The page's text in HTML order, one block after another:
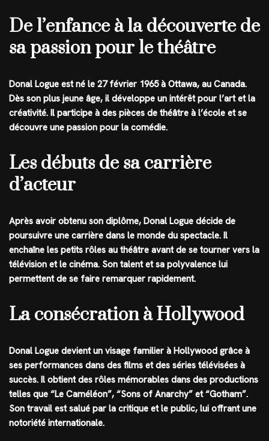
De l’enfance à la découverte de
sa passion pour le théâtre
Donal Logue est né le 27 février 1965 à Ottawa, au Canada.
Dès son plus jeune âge, il développe un intérêt pour l’art et la
créativité. Il participe à des pièces de théâtre à l’école et se
découvre une passion pour la comédie.
Les débuts de sa carrière
d’acteur
Après avoir obtenu son diplôme, Donal Logue décide de
poursuivre une carrière dans le monde du spectacle. Il
enchaîne les petits rôles au théâtre avant de se tourner vers la
télévision et le cinéma. Son talent et sa polyvalence lui
permettent de se faire remarquer rapidement.
La consécration à Hollywood
Donal Logue devient un visage familier à Hollywood grâce à
ses performances dans des films et des séries télévisées à
succès. Il obtient des rôles mémorables dans des productions
telles que “Le Caméléon”, “Sons of Anarchy” et “Gotham”.
Son travail est salué par la critique et le public, lui offrant une
notoriété internationale.